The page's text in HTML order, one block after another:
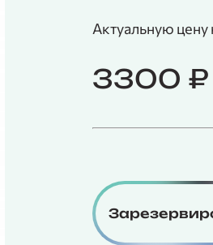
Актуальную цену
3300 ₽